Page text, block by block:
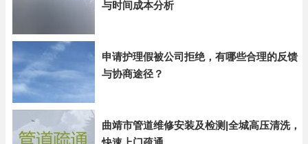
与时间成本分析
申请护理假被公司拒绝，有哪些合理的反馈
与协商途径？
曲靖市管道维修安装及检测|全城高压清洗，